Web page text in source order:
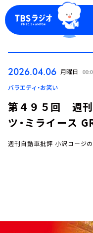
ログイン
2026.04.06 月曜日
バラエティ・お笑い
第４９５回 週刊
ツ・ミライース
週刊自動車批評 小沢コージ